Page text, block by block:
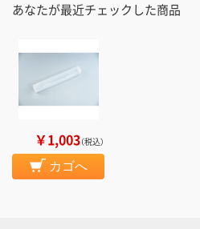
あなたが最近チェックした商品
￥1,003（税込）
カゴへ